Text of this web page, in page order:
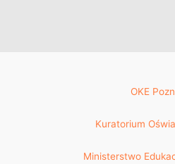
OKE
Kuratorium
Ministerstwo